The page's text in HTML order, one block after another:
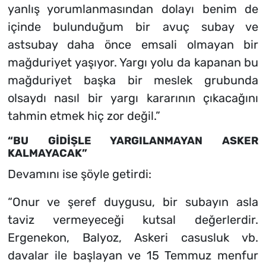
yanlış yorumlanmasından dolayı benim de
içinde bulunduğum bir avuç subay ve
astsubay daha önce emsali olmayan bir
mağduriyet yaşıyor. Yargı yolu da kapanan bu
mağduriyet başka bir meslek grubunda
olsaydı nasıl bir yargı kararının çıkacağını
tahmin etmek hiç zor değil.”
“BU GİDİŞLE YARGILANMAYAN ASKER
KALMAYACAK”
Devamını ise şöyle getirdi:
“Onur ve şeref duygusu, bir subayın asla
taviz vermeyeceği kutsal değerlerdir.
Ergenekon, Balyoz, Askeri casusluk vb.
davalar ile başlayan ve 15 Temmuz menfur